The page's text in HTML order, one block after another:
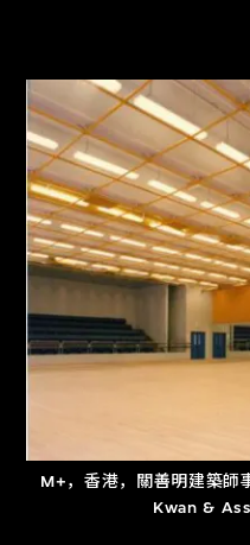
M+，香港，關善明建築
Kwan &
进一步筛选
关于M+藏品
文化藏品。